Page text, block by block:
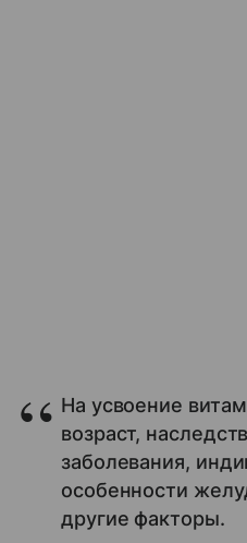
На усвоение
возраст,
заболевания,
особенности
другие факторы.